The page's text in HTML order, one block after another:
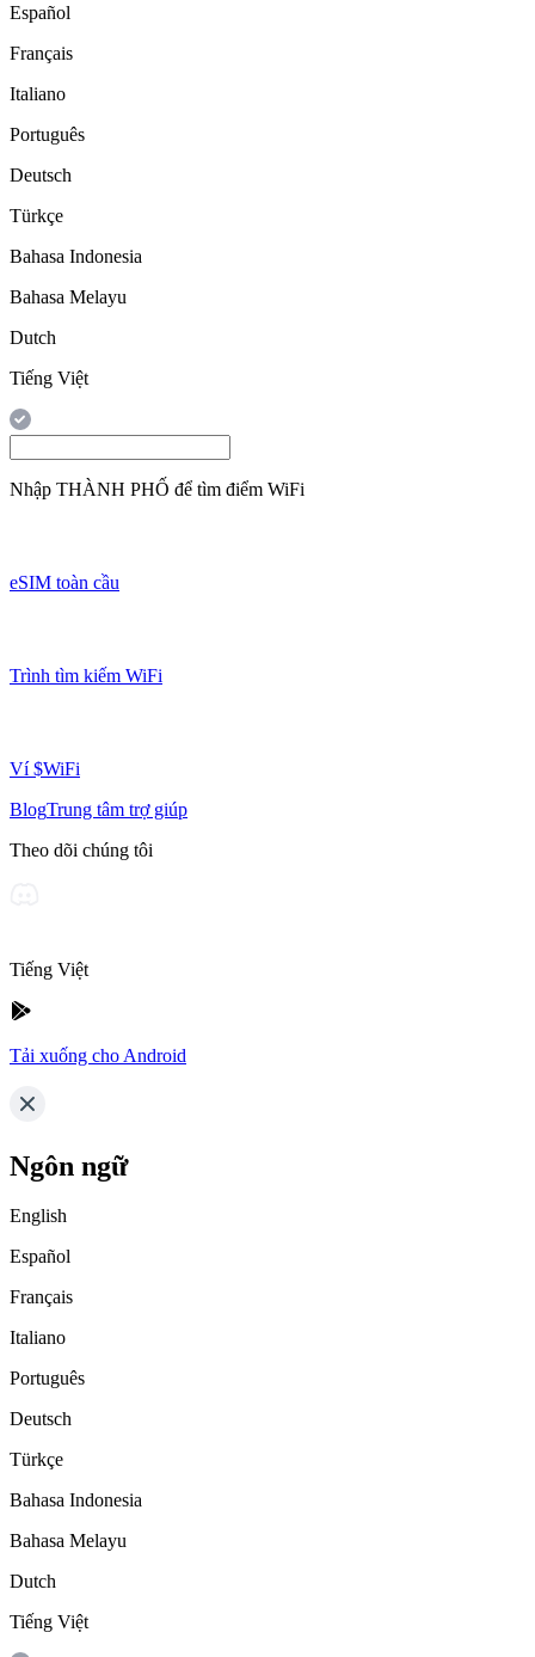
Español
Français
Italiano
Português
Deutsch
Türkçe
Bahasa Indonesia
Bahasa Melayu
Dutch
Tiếng Việt
Nhập THÀNH PHỐ để tìm điểm WiFi
eSIM toàn cầu
Trình tìm kiếm WiFi
Ví $WiFi
BlogTrung tâm trợ giúp
Theo dõi chúng tôi
Tiếng Việt
Tải xuống cho Android
Ngôn ngữ
English
Español
Français
Italiano
Português
Deutsch
Türkçe
Bahasa Indonesia
Bahasa Melayu
Dutch
Tiếng Việt